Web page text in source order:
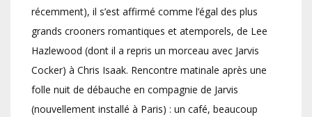
récemment), il s’est affirmé comme l’égal des plus
grands crooners romantiques et atemporels, de Lee
Hazlewood (dont il a repris un morceau avec Jarvis
Cocker) à Chris Isaak. Rencontre matinale après une
folle nuit de débauche en compagnie de Jarvis
(nouvellement installé à Paris) : un café, beaucoup